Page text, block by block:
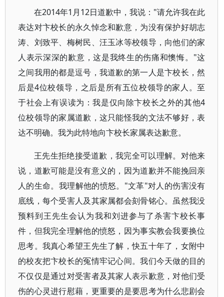
在2014年1月12日道歉中，我说："请允许我在此
表达对卞校长的永久悼念和歉意，为没有保护好胡志
涛、刘致平、梅树民、汪玉冰等校领导，向他们的家
人表示深深的歉意，这是我终生的伤痛和懊悔。"这
之间我用的都是逗号，我道歉的第一人是卞校长，然
后是4位校领导，之后是所有五位校领导的家人。至
于社会上有误读为：我是仅向除卞校长之外的其他4
位校领导的家属道歉，这只能怪我的文法不够好，表
达不明确。我为此特地向卞校长家属表达歉意。
王先生拒绝接受道歉，我完全可以理解。对他来
说，道歉可能是没有意义的，因为道歉并不能挽回亲
人的生命。我理解他的愤怒。"文革"对人的伤害没有
底线，每个受害人及其家属都会刻骨铭心。虽然我没
预料到王先生会认为我和刘进参与了杀害卞校长事
件，但我完全理解他的愤怒，因为事实教会我要换位
思考。我真心希望王先生了解，快五十年了，女附中
的校友把卞校长的冤情牢记心间。我们今天做的目的
不仅仅是通过对受害者及其家人表示歉意，对他们受
伤的心灵进行慰藉，更重要的是要思考为什么悲剧会